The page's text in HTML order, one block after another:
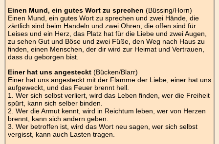
Einen Mund, ein gutes Wort zu sprechen (Büssing/Horn)
Einen Mund, ein gutes Wort zu sprechen und zwei Hände, die
zärtlich sind beim Handeln und zwei Ohren, die offen sind für
Leises und ein Herz, das Platz hat für die Liebe und zwei Augen,
zu sehen Gut und Böse und zwei Füße, den Weg nach Haus zu
finden, einen Menschen, der dir wird zur Heimat und Vertrauen,
dass du geborgen bist.
Einer hat uns angesteckt(Bücken/Blarr)
Einer hat uns angesteckt mit der Flamme der Liebe, einer hat uns
aufgeweckt, und das Feuer brennt hell.
1. Wer sich selbst verliert, wird das Leben finden, wer die Freiheit
spürt, kann sich selber binden.
2. Wer die Armut kennt, wird in Reichtum leben, wer von Herzen
brennt, kann sich andern geben.
3. Wer betroffen ist, wird das Wort neu sagen, wer sich selbst
vergisst, kann auch Lasten tragen.